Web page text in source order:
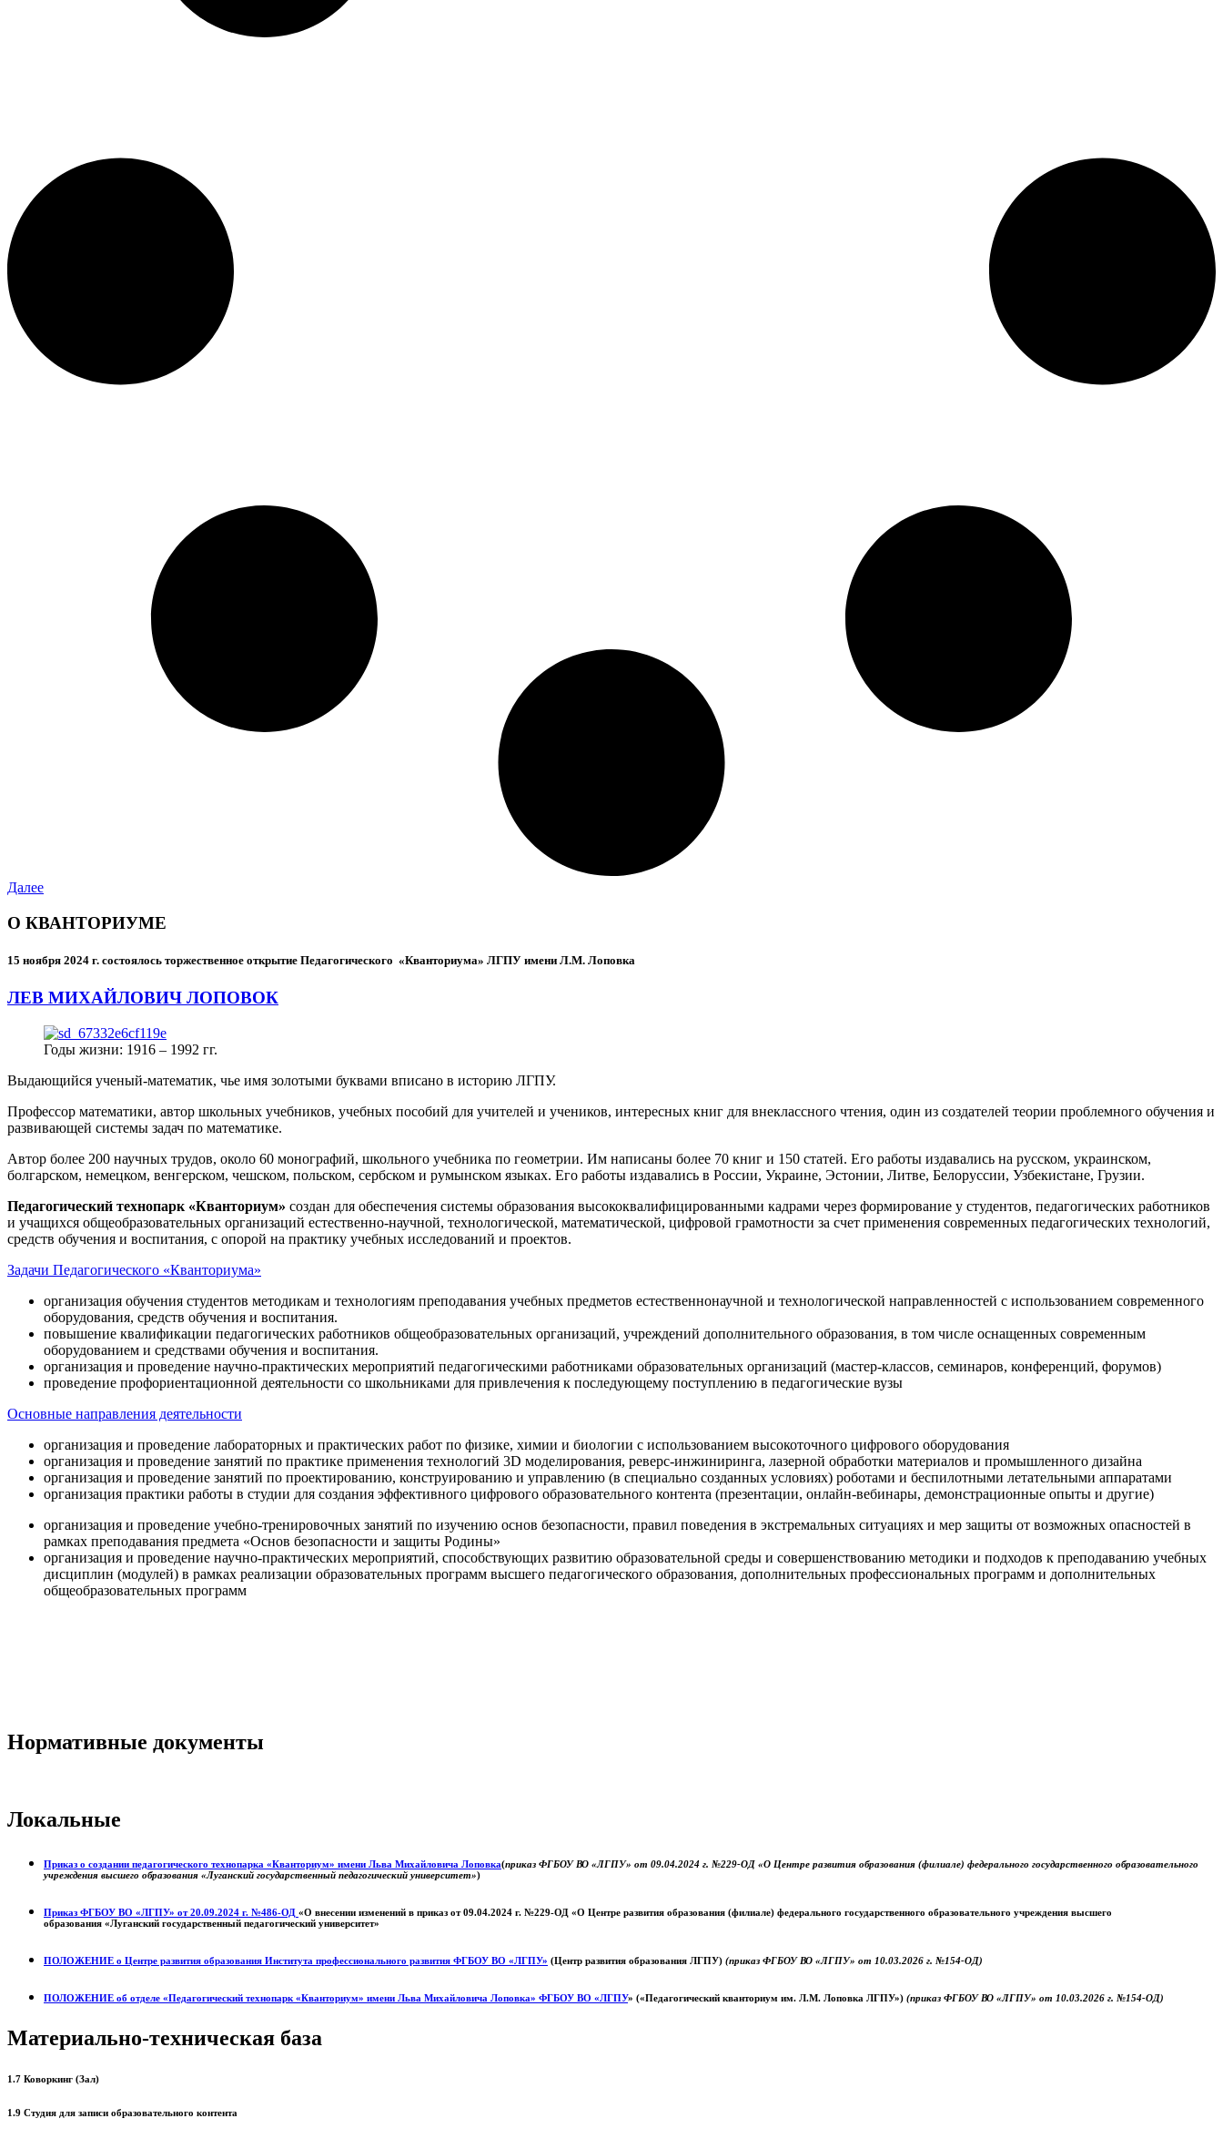
Далее
О КВАНТОРИУМЕ
15 ноября 2024 г. состоялось торжественное открытие Педагогического «Кванториума» ЛГПУ имени Л.М. Лоповка
ЛЕВ МИХАЙЛОВИЧ ЛОПОВОК
Годы жизни: 1916 – 1992 гг.
Выдающийся ученый-математик, чье имя золотыми буквами вписано в историю ЛГПУ.
Профессор математики, автор школьных учебников, учебных пособий для учителей и учеников, интересных книг для внеклассного чтения, один из создателей теории проблемного обучения и
развивающей системы задач по математике.
Автор более 200 научных трудов, около 60 монографий, школьного учебника по геометрии. Им написаны более 70 книг и 150 статей. Его работы издавались на русском, украинском,
болгарском, немецком, венгерском, чешском, польском, сербском и румынском языках. Его работы издавались в России, Украине, Эстонии, Литве, Белоруссии, Узбекистане, Грузии.
Педагогический технопарк «Кванториум» создан для обеспечения системы образования высококвалифицированными кадрами через формирование у студентов, педагогических работников
и учащихся общеобразовательных организаций естественно-научной, технологической, математической, цифровой грамотности за счет применения современных педагогических технологий,
средств обучения и воспитания, с опорой на практику учебных исследований и проектов.
Задачи Педагогического «Кванториума»
организация обучения студентов методикам и технологиям преподавания учебных предметов естественнонаучной и технологической направленностей с использованием современного
оборудования, средств обучения и воспитания.
повышение квалификации педагогических работников общеобразовательных организаций, учреждений дополнительного образования, в том числе оснащенных современным
оборудованием и средствами обучения и воспитания.
организация и проведение научно-практических мероприятий педагогическими работниками образовательных организаций (мастер-классов, семинаров, конференций, форумов)
проведение профориентационной деятельности со школьниками для привлечения к последующему поступлению в педагогические вузы
Основные направления деятельности
организация и проведение лабораторных и практических работ по физике, химии и биологии с использованием высокоточного цифрового оборудования
организация и проведение занятий по практике применения технологий 3D моделирования, реверс-инжиниринга, лазерной обработки материалов и промышленного дизайна
организация и проведение занятий по проектированию, конструированию и управлению (в специально созданных условиях) роботами и беспилотными летательными аппаратами
организация практики работы в студии для создания эффективного цифрового образовательного контента (презентации, онлайн-вебинары, демонстрационные опыты и другие)
организация и проведение учебно-тренировочных занятий по изучению основ безопасности, правил поведения в экстремальных ситуациях и мер защиты от возможных опасностей в
рамках преподавания предмета «Основ безопасности и защиты Родины»
организация и проведение научно-практических мероприятий, способствующих развитию образовательной среды и совершенствованию методики и подходов к преподаванию учебных
дисциплин (модулей) в рамках реализации образовательных программ высшего педагогического образования, дополнительных профессиональных программ и дополнительных
общеобразовательных программ
Нормативные документы
Локальные
Приказ о создании педагогического технопарка «Кванториум» имени Льва Михайловича Лоповка(приказ ФГБОУ ВО «ЛГПУ» от 09.04.2024 г. №229-ОД «О Центре развития образования (филиале) федерального государственного образовательного
учреждения высшего образования «Луганский государственный педагогический университет»)
Приказ ФГБОУ ВО «ЛГПУ» от 20.09.2024 г. №486-ОД «О внесении изменений в приказ от 09.04.2024 г. №229-ОД «О Центре развития образования (филиале) федерального государственного образовательного учреждения высшего
образования «Луганский государственный педагогический университет»
ПОЛОЖЕНИЕ о Центре развития образования Института профессионального развития ФГБОУ ВО «ЛГПУ» (Центр развития образования ЛГПУ) (приказ ФГБОУ ВО «ЛГПУ» от 10.03.2026 г. №154-ОД)
ПОЛОЖЕНИЕ об отделе «Педагогический технопарк «Кванториум» имени Льва Михайловича Лоповка» ФГБОУ ВО «ЛГПУ» («Педагогический кванториум им. Л.М. Лоповка ЛГПУ») (приказ ФГБОУ ВО «ЛГПУ» от 10.03.2026 г. №154-ОД)
Материально-техническая база
1.7 Коворкинг (Зал)
1.9 Студия для записи образовательного контента